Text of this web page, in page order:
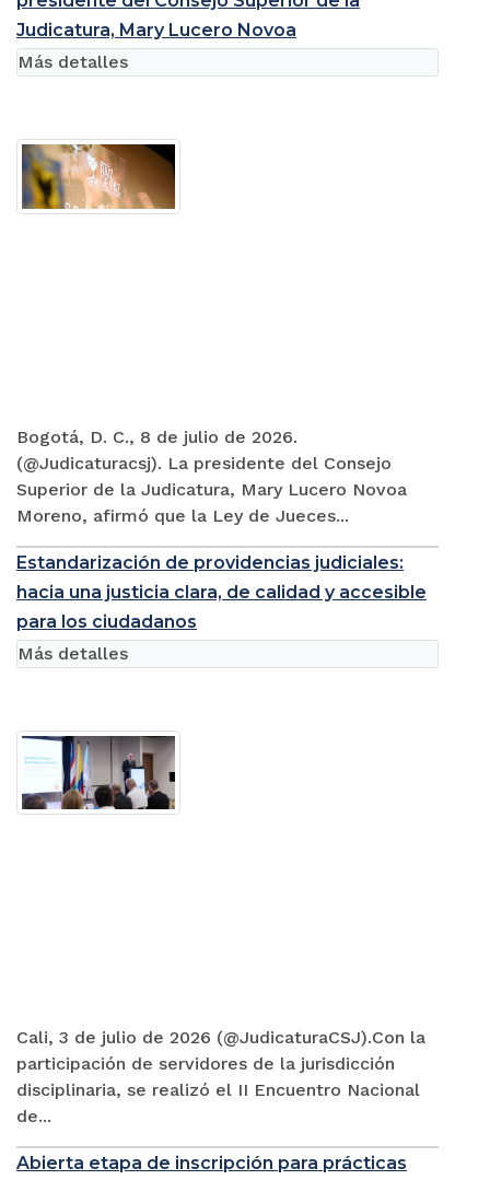
Judicatura, Mary Lucero Novoa
Bogotá, D. C., 8 de julio de 2026.
(@Judicaturacsj). La presidente del Consejo
Superior de la Judicatura, Mary Lucero Novoa
Moreno, afirmó que la Ley de Jueces...
Más detalles
Estandarización de providencias judiciales:
hacia una justicia clara, de calidad y accesible
para los ciudadanos
Cali, 3 de julio de 2026 (@JudicaturaCSJ).Con la
participación de servidores de la jurisdicción
disciplinaria, se realizó el II Encuentro Nacional
de...
Más detalles
Abierta etapa de inscripción para prácticas